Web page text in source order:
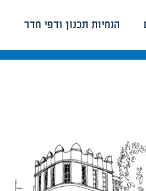
הנחיות תכנון ודפי חדר